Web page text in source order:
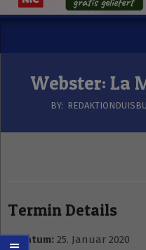
Webster: La
BY:
Termin Details
Datum: 25. Januar 2020